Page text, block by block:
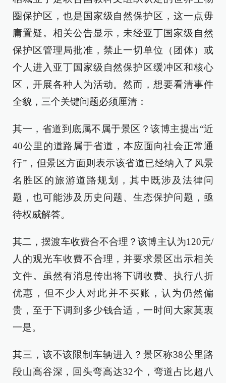
圈保护区，也是国家级自然保护区，这一点毋
庸置疑。相关公告显示，未经亚丁国家级自然
保护区管理局批准，禁止一切单位（团体）或
个人进入亚丁国家级自然保护区缓冲区和核心
区，开展各种人为活动。然而，想要看清事件
全貌，三个关键问题必须厘清：
其一，省道到底属不属于景区？该博主提出“近
40公里的道路属于省道，本应面向社会正常通
行”，但景区方面则表示该省道已经纳入了风景
名胜区的旅游道路规划，其中既涉及法律问
题，也可能涉及历史问题、生态保护问题，亟
待权威解答。
其二，摆渡车收费合不合理？该博主认为120元/
人的观光车收费不合理，并要求景区出示相关
文件。虽然有消息传出将下调收费、执行八折
优惠，但不少人对此并不买账，认为仍然偏
贵，至于下调到多少钱合适，一时间大家莫衷
一是。
其三，该不该限制车辆进入？景区称38公里路
段山高谷深，回头弯高达32个，弯道占比超八